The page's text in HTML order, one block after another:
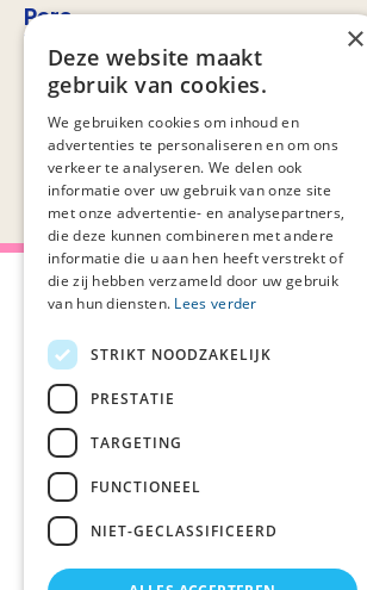
Pers
Voor persvragen over Stichting PZNL
opnemen metRob Bruntink(06 - 55 52
Routebeschrijving
Stichting PZNL deelt het kantoor met
Kankercentrum Nederland (IKNL). Ons
kantoor/vergadercentrum bevindt zich
verdieping van kantoorgebouw 'De
winkelcentrum Hoog Catharijne. Bekijk
routebeschrijvingenvoor openbaar
Over Palliaweb
Over PZNL
Pers
Vacatures
Webshop
Privacyverklaring
×
Deze website maakt
gebruik van cookies.
We gebruiken cookies om inhoud en
advertenties te personaliseren en om ons
verkeer te analyseren. We delen ook
informatie over uw gebruik van onze site
met onze advertentie- en analysepartners,
die deze kunnen combineren met andere
informatie die u aan hen heeft verstrekt of
die zij hebben verzameld door uw gebruik
van hun diensten. Lees verder
STRIKT NOODZAKELIJK
PRESTATIE
TARGETING
FUNCTIONEEL
NIET-GECLASSIFICEERD